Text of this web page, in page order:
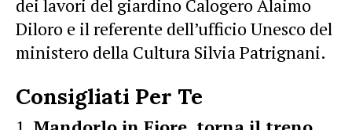
dei lavori del giardino Calogero Alaimo
Diloro e il referente dell’ufficio Unesco del
ministero della Cultura Silvia Patrignani.
Consigliati Per Te